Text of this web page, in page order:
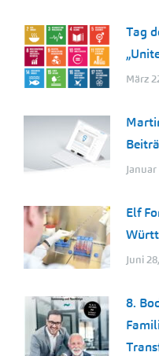
Tag
März
Januar
Elf
Juni
8.